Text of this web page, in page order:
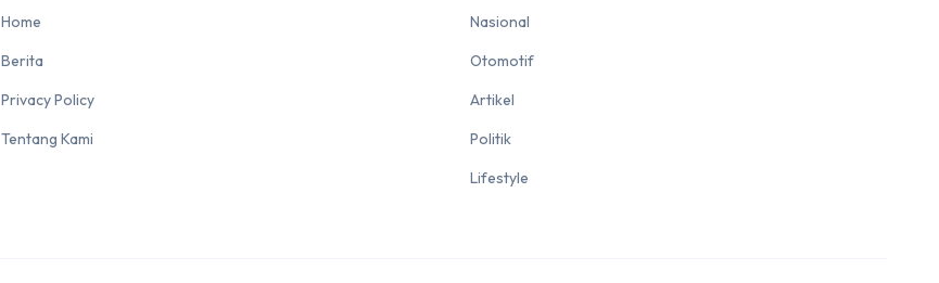
Home
Berita
Privacy Policy
Tentang Kami
Nasional
Otomotif
Artikel
Politik
Lifestyle